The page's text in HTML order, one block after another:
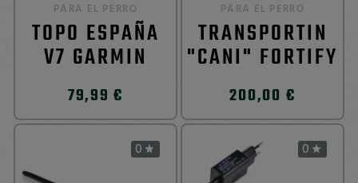
PARA EL PERRO
TOPO ESPAÑA
V7 GARMIN
79,99 €
PARA EL PERRO
TRANSPORTIN
"CANI" FORTIFY
200,00 €
0  0 